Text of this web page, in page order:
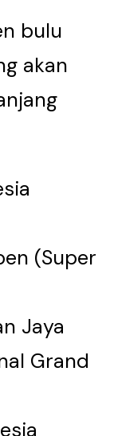
bulu
akan
(Super
Jaya
Grand